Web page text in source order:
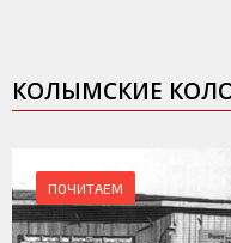
КОЛЫМСКИЕ
ПОЧИТАЕМ